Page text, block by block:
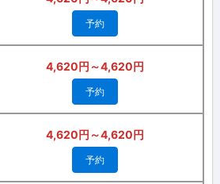
予約
4,620円～4,620円
予約
4,620円～4,620円
予約